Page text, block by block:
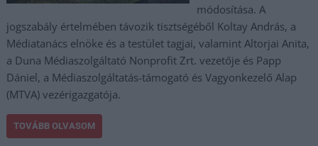
módosítása. A
jogszabály értelmében távozik tisztségéből Koltay András, a
Médiatanács elnöke és a testület tagjai, valamint Altorjai Anita,
a Duna Médiaszolgáltató Nonprofit Zrt. vezetője és Papp
Dániel, a Médiaszolgáltatás-támogató és Vagyonkezelő Alap
(MTVA) vezérigazgatója.
TOVÁBB OLVASOM